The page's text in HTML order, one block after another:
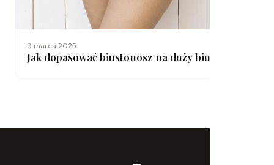
9 marca 2025
Jak dopasować biustonosz na duży biust?